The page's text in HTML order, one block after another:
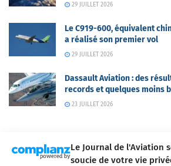
Le Journal de l'Aviation
soucie de votre vie
29 JUILLET 2026
Le C919-600, équivalent
a réalisé son premier vol
29 JUILLET 2026
Dassault Aviation : des
records et quelques moins
23 JUILLET 2026